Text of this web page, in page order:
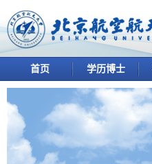
首页 学历博士